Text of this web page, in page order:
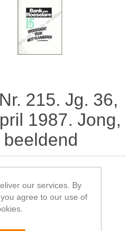
215. Jg. 36,
1987. Jong,
our services. By
agree to our use of